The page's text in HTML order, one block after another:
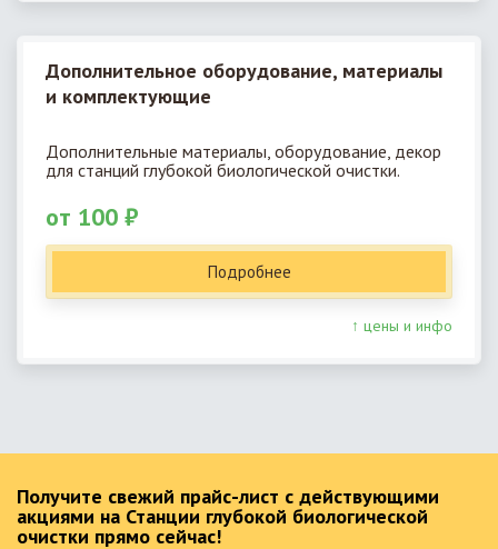
Дополнительное оборудование, материалы
и комплектующие
Дополнительные материалы, оборудование, декор
для станций глубокой биологической очистки.
от 100 ₽
Подробнее
↑ цены и инфо
Получите свежий прайс-лист с действующими
акциями на Станции глубокой биологической
очистки прямо сейчас!